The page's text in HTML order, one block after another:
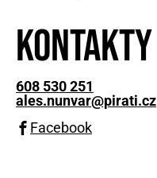
Kontakty
608 530 251
ales.nunvar@pirati.cz
Facebook